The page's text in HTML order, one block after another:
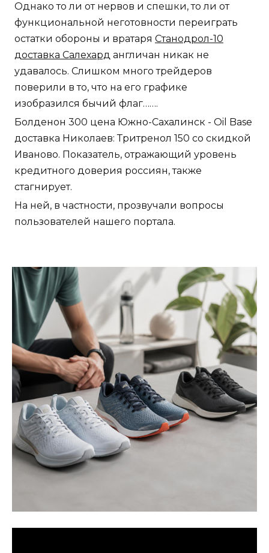
Однако то ли от нервов и спешки, то ли от
функциональной неготовности переиграть
остатки обороны и вратаря Станодрол-10
доставка Салехард англичан никак не
удавалось. Слишком много трейдеров
поверили в то, что на его графике
изобразился бычий флаг…….
Болденон 300 цена Южно-Сахалинск - Oil Base
доставка Николаев: Тритренол 150 со скидкой
Иваново. Показатель, отражающий уровень
кредитного доверия россиян, также
стагнирует.
На ней, в частности, прозвучали вопросы
пользователей нашего портала.